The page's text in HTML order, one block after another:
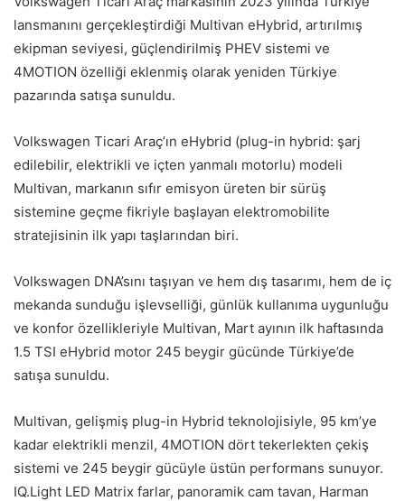
lansmanını gerçekleştirdiği Multivan eHybrid, artırılmış
ekipman seviyesi, güçlendirilmiş PHEV sistemi ve
4MOTION özelliği eklenmiş olarak yeniden Türkiye
pazarında satışa sunuldu.
Volkswagen Ticari Araç’ın eHybrid (plug-in hybrid: şarj
edilebilir, elektrikli ve içten yanmalı motorlu) modeli
Multivan, markanın sıfır emisyon üreten bir sürüş
sistemine geçme fikriyle başlayan elektromobilite
stratejisinin ilk yapı taşlarından biri.
Volkswagen DNA’sını taşıyan ve hem dış tasarımı, hem de iç
mekanda sunduğu işlevselliği, günlük kullanıma uygunluğu
ve konfor özellikleriyle Multivan, Mart ayının ilk haftasında
1.5 TSI eHybrid motor 245 beygir gücünde Türkiye’de
satışa sunuldu.
Multivan, gelişmiş plug-in Hybrid teknolojisiyle, 95 km’ye
kadar elektrikli menzil, 4MOTION dört tekerlekten çekiş
sistemi ve 245 beygir gücüyle üstün performans sunuyor.
IQ.Light LED Matrix farlar, panoramik cam tavan, Harman